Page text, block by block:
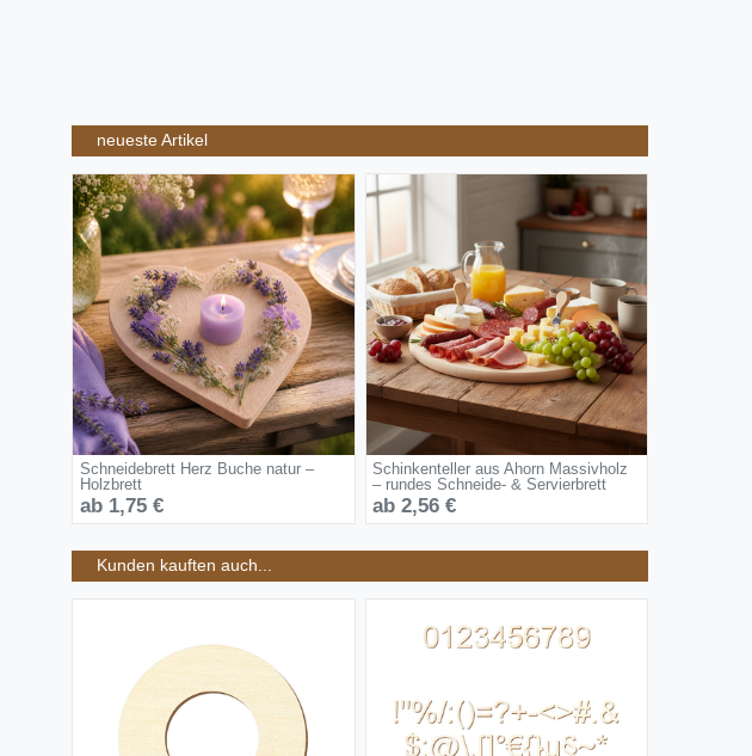
neueste Artikel
Schneidebrett Herz Buche natur –
Holzbrett
ab 1,75 €
Schinkenteller aus Ahorn Massivholz
– rundes Schneide- & Servierbrett
ab 2,56 €
Kunden kauften auch...